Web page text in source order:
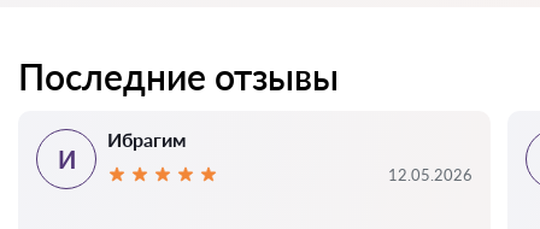
Последние отзывы
И
Ибрагим
12.05.2026